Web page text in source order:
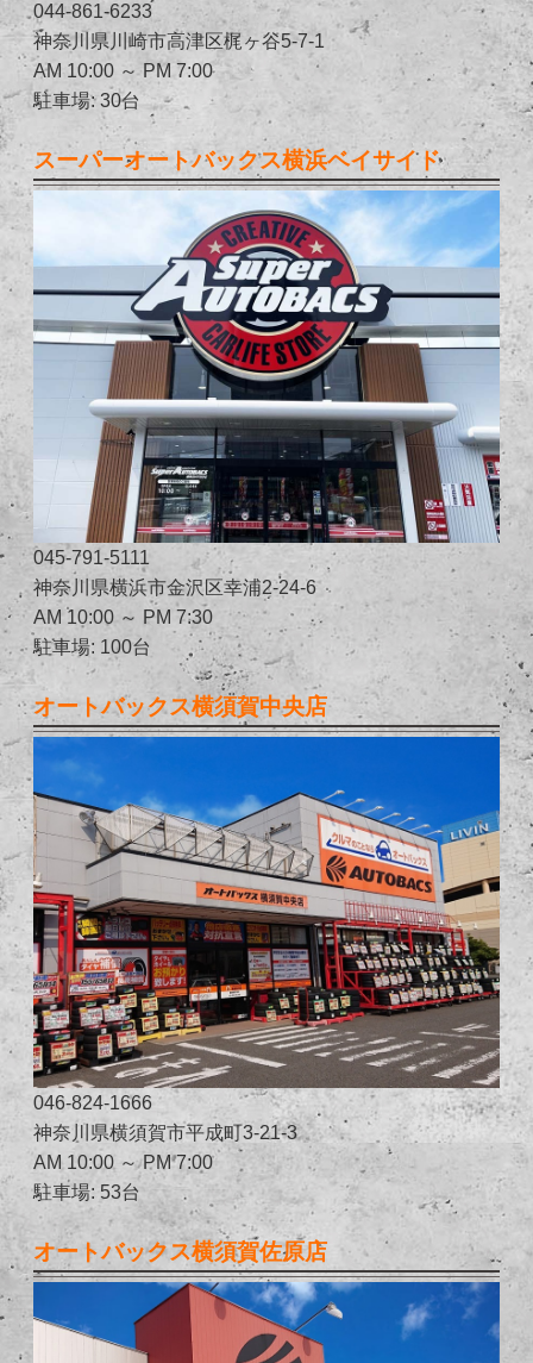
044-861-6233
神奈川県川崎市高津区梶ヶ谷5-7-1
AM 10:00 ～ PM 7:00
駐車場: 30台
スーパーオートバックス横浜ベイサイド
045-791-5111
神奈川県横浜市金沢区幸浦2-24-6
AM 10:00 ～ PM 7:30
駐車場: 100台
オートバックス横須賀中央店
046-824-1666
神奈川県横須賀市平成町3-21-3
AM 10:00 ～ PM 7:00
駐車場: 53台
オートバックス横須賀佐原店